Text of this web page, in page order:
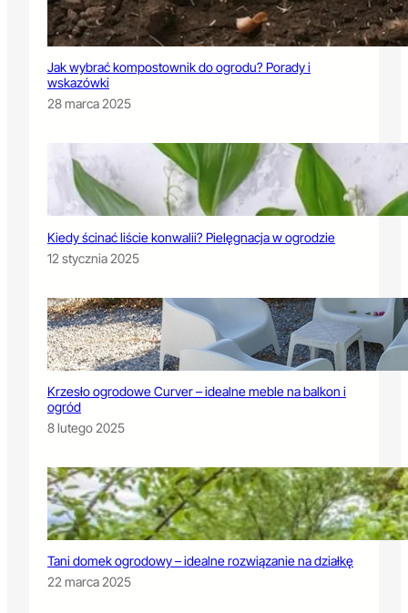
Jak wybrać kompostownik do ogrodu? Porady i
wskazówki
28 marca 2025
Kiedy ścinać liście konwalii? Pielęgnacja w ogrodzie
12 stycznia 2025
Krzesło ogrodowe Curver – idealne meble na balkon i
ogród
8 lutego 2025
Tani domek ogrodowy – idealne rozwiązanie na działkę
22 marca 2025